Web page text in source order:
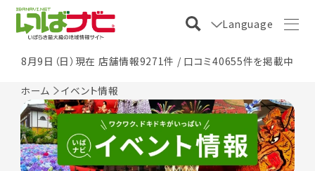
Language
8月9日（日）現在 店舗情報9271件 / 口コミ40655件を掲載中
ホーム イベント情報